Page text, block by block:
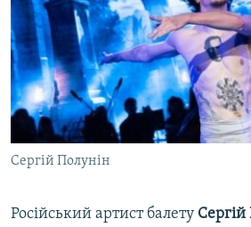
СПЕЦПРОЕКТИ
ДЕПОРТАЦІЯ
ВІДЕОУРОКИ «ELIFBE»
СВІДЧЕННЯ ОКУПАЦІЇ
УКРАЇНСЬКА ПРОБЛЕМА КРИМУ
ІНФОГРАФІКА
ЯК ОБІЙТИ БЛОКУВАННЯ
Русский
Qırımtatar
ДОЛУЧАЙСЯ!
Сергій Полунін
Російський артист балету